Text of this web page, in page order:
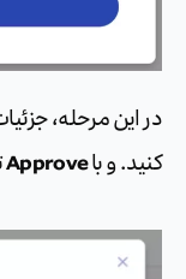
در این مرحله،
کنید. و با Approve